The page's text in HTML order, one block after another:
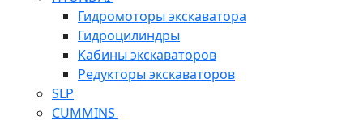
Гидромоторы экскаватора
Гидроцилиндры
Кабины экскаваторов
Редукторы экскаваторов
SLP
CUMMINS